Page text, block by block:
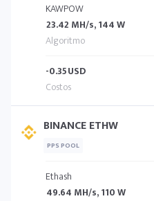
KAWPOW
23.42 MH/s, 144 W
-0.35USD
BINANCE ETHW
PPS POOL
Ethash
49.64 MH/s, 110 W